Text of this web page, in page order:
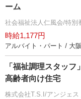
ーム
社会福祉法人仁風会/特別
時給1,177円
アルバイト・パート / 大
「福祉調理スタッ
高齢者向け住宅
株式会社T.S.I/アンジェス